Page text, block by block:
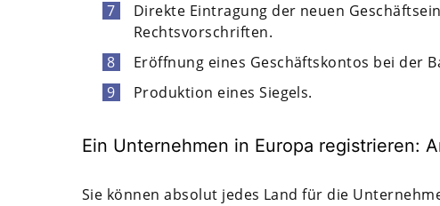
Direkte Eintragung der neuen
Rechtsvorschriften.
Eröffnung eines Geschäftskontos bei der
Produktion eines Siegels.
Ein Unternehmen in Europa registrieren:
Sie können absolut jedes Land für die